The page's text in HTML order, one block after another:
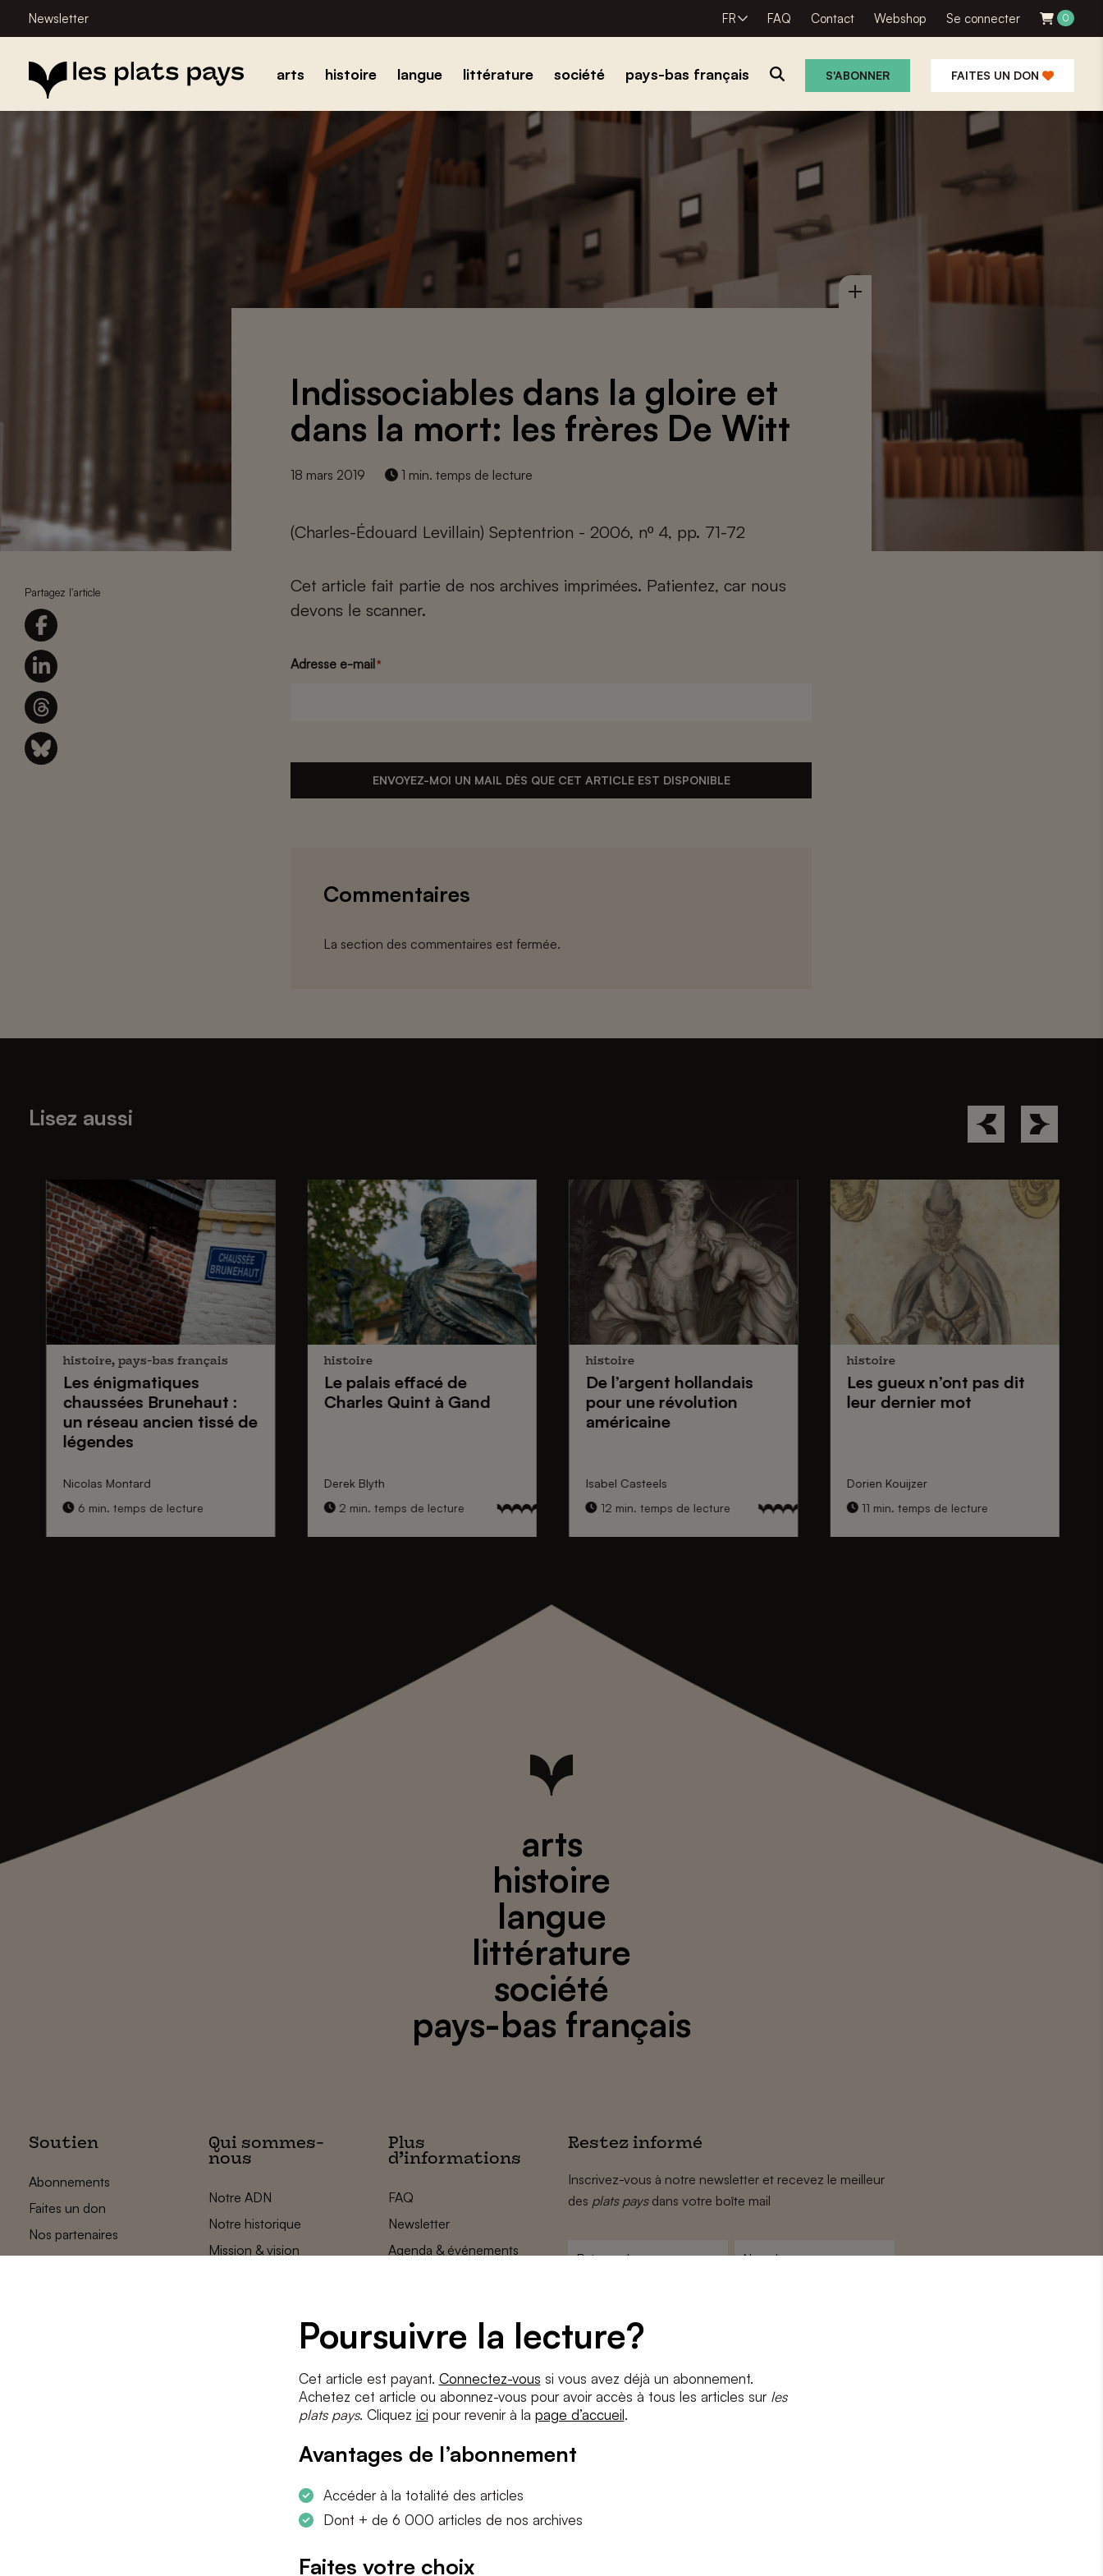
Newsletter FR FAQ Contact Webshop Se connecter 0
arts histoire langue littérature société pays-bas français S'ABONNER FAITES UN DON
Partagez l'article
Indissociables dans la gloire et
dans la mort: les frères De Witt
18 mars 2019 1 min. temps de lecture
(Charles-Édouard Levillain) Septentrion - 2006, nº 4, pp. 71-72
Cet article fait partie de nos archives imprimées. Patientez, car nous
devons le scanner.
Adresse e-mail *
ENVOYEZ-MOI UN MAIL DÈS QUE CET ARTICLE EST DISPONIBLE
Commentaires
La section des commentaires est fermée.
Lisez aussi
histoire, pays-bas français
Les énigmatiques
chaussées Brunehaut:
un réseau ancien tissé de
légendes
Nicolas Montard
6 min. temps de lecture
histoire
Le palais effacé de
Charles Quintà Gand
Derek Blyth
2 min. temps de lecture
histoire
De l’argent hollandais
pour une révolution
américaine
Isabel Casteels
12 min. temps de lecture
histoire
Les gueuxn’ont pas dit
leur dernier mot
Dorien Kouijzer
11 min. temps de lecture
Poursuivre la lecture?
Cet article est payant. Connectez-vous si vous avez déjà un abonnement.
Achetez cet article ou abonnez-vous pour avoir accès à tous les articles sur les
plats pays. Cliquez ici pour revenir à la page d’accueil.
Avantages de l’abonnement
Accéder à la totalité des articles
Dont + de 6 000 articles de nos archives
Faites votre choix
arts
histoire
langue
littérature
société
pays-bas français
Soutien
Abonnements
Faites un don
Nos partenaires
Qui sommes-
nous
Notre ADN
Notre historique
Mission & vision
Plus
d’informations
FAQ
Newsletter
Agenda & événements
Paramètres des cookies
Restez informé
Inscrivez-vous à notre newsletter et recevez le meilleur
des plats paysdans votre boîte mail
e-
mail
Conditions *
J'accepteles termes et conditionsetla politique de confidentialité